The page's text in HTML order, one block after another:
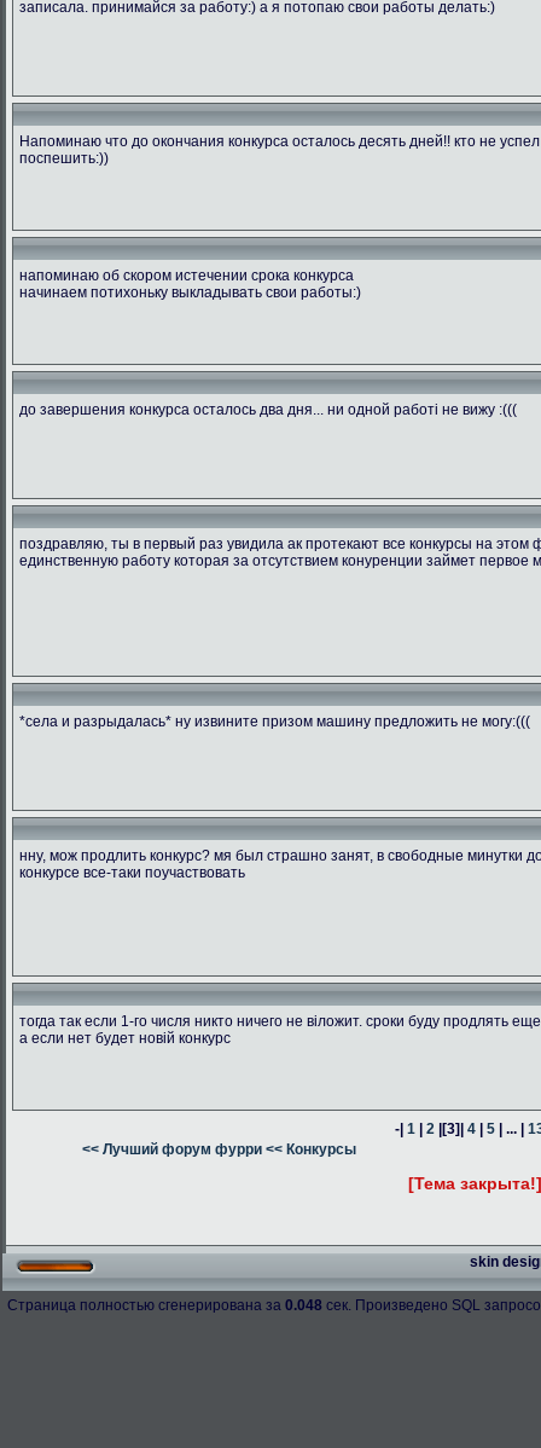
записала. принимайся за работу:) а я потопаю свои работы делать:)
Напоминаю что до окончания конкурса осталось десять дней!! кто не
поспешить:))
напоминаю об скором истечении срока конкурса
начинаем потихоньку выкладывать свои работы:)
до завершения конкурса осталось два дня... ни одной работі не вижу :(((
поздравляю, ты в первый раз увидила ак протекают все конкурсы на этом
единственную работу которая за отсутствием конуренции займет первое
*села и разрыдалась* ну извините призом машину предложить не могу:(((
нну, мож продлить конкурс? мя был страшно занят, в свободные минутки
конкурсе все-таки поучаствовать
тогда так если 1-го числя никто ничего не віложит. сроки буду продлять
а если нет будет новій конкурс
-| 1 | 2 |[3]| 4 | 5 | ... |
<< Лучший форум фурри << Конкурсы
[Тема
skin
Страница полностью сгенерирована за 0.048 сек. Произведено SQL